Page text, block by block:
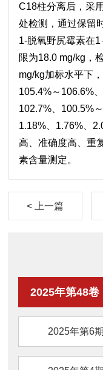
C18柱分离后，采
处检测，通过保留
1-脱氧野尻霉素在
限为18.0 mg/kg，
mg/kg加标水平下
105.4%～106.6%
102.7%、100.5%
1.18%、1.76%、
高、准确度高、重
素含量测定。
< 上一篇
2025年第48卷
2025年第6期